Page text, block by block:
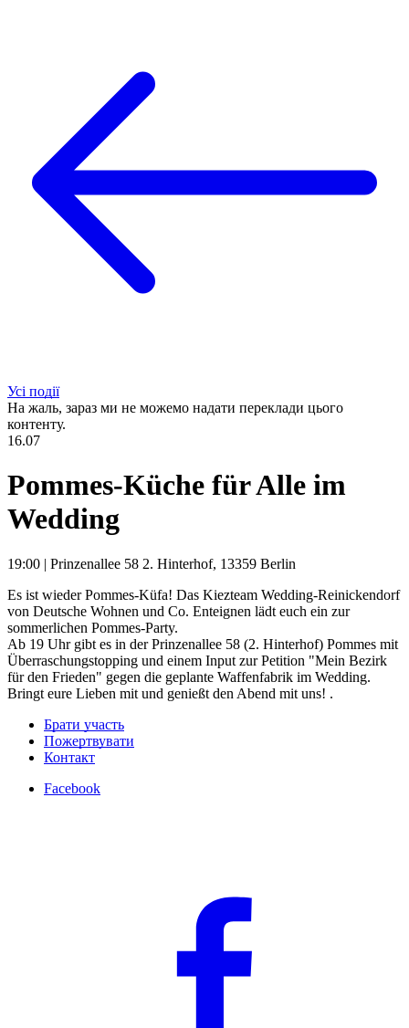
Усі події
На жаль, зараз ми не можемо надати переклади цього
контенту.
16.07
Pommes-Küche für Alle im
Wedding
19:00 | Prinzenallee 58 2. Hinterhof, 13359 Berlin
Es ist wieder Pommes-Küfa! Das Kiezteam Wedding-Reinickendorf
von Deutsche Wohnen und Co. Enteignen lädt euch ein zur
sommerlichen Pommes-Party.
Ab 19 Uhr gibt es in der Prinzenallee 58 (2. Hinterhof) Pommes mit
Überraschungstopping und einem Input zur Petition "Mein Bezirk
für den Frieden" gegen die geplante Waffenfabrik im Wedding.
Bringt eure Lieben mit und genießt den Abend mit uns! .
Брати участь
Пожертвувати
Контакт
Facebook